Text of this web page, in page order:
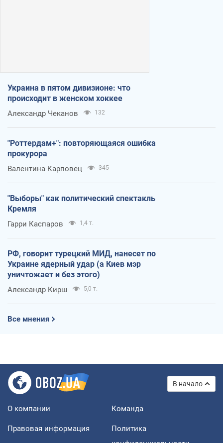
Украина в пятом дивизионе: что
происходит в женском хоккее
Александр Чеканов 132
"Роттердам+": повторяющаяся ошибка
прокурора
Валентина Карповец 345
"Выборы" как политический спектакль
Кремля
Гарри Каспаров 1,4 т.
РФ, говорит турецкий МИД, нанесет по
Украине ядерный удар (а Киев мэр
уничтожает и без этого)
Александр Кирш 5,0 т.
Все мнения
В начало
О компании Команда
Правовая информация
Политика